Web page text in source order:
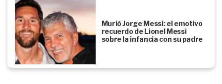
Murió Jorge Messi: el emotivo
recuerdo de Lionel Messi
sobre la infancia con su padre